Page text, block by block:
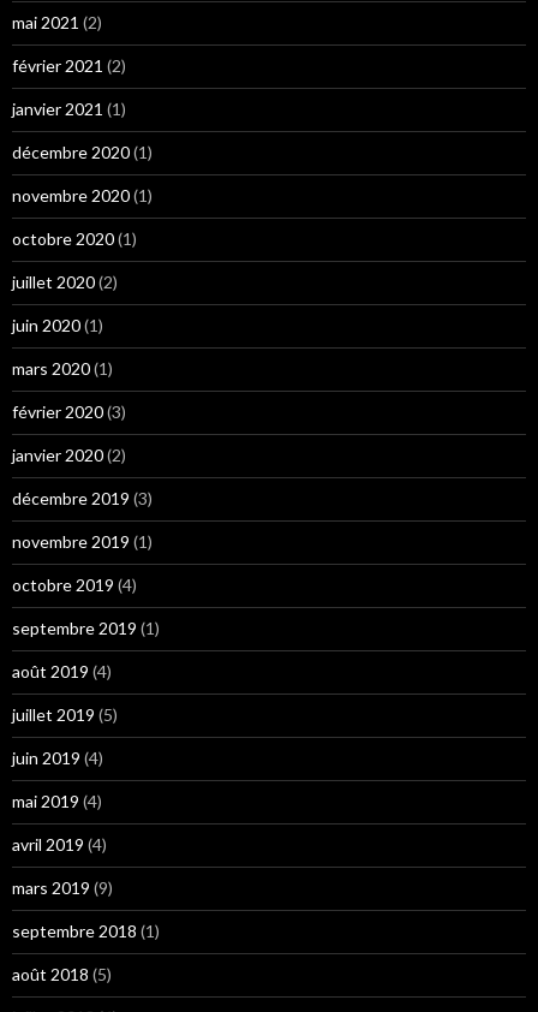
mai 2021 (2)
février 2021 (2)
janvier 2021 (1)
décembre 2020(1)
novembre 2020(1)
octobre 2020(1)
juillet 2020(2)
juin 2020(1)
mars 2020(1)
février 2020(3)
janvier 2020(2)
décembre 2019 (3)
novembre 2019 (1)
octobre 2019 (4)
septembre 2019 (1)
août 2019 (4)
juillet 2019 (5)
juin 2019 (4)
mai 2019 (4)
avril 2019 (4)
mars 2019 (9)
septembre 2018 (1)
août 2018 (5)